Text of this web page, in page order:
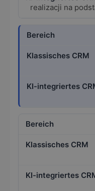
realizacji na